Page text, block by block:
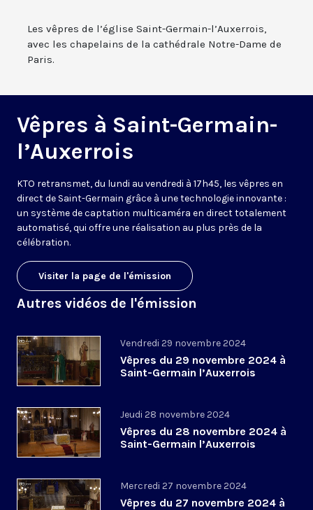
Les vêpres de l’église Saint-Germain-l’Auxerrois,
avec les chapelains de la cathédrale Notre-Dame de
Paris.
Vêpres à Saint-Germain-
l’Auxerrois
KTO retransmet, du lundi au vendredi à 17h45, les vêpres en
direct de Saint-Germain grâce à une technologie innovante :
un système de captation multicaméra en direct totalement
automatisé, qui offre une réalisation au plus près de la
célébration.
Visiter la page de l'émission
Autres vidéos de l'émission
Vendredi 29 novembre 2024
Vêpres du 29 novembre 2024 à
Saint-Germain l’Auxerrois
Jeudi 28 novembre 2024
Vêpres du 28 novembre 2024 à
Saint-Germain l’Auxerrois
Mercredi 27 novembre 2024
Vêpres du 27 novembre 2024 à